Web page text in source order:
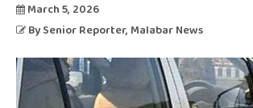
March 5, 2026
By Senior Reporter, Malabar News